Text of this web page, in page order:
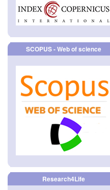
SCOPUS - Web of science
Research4Life